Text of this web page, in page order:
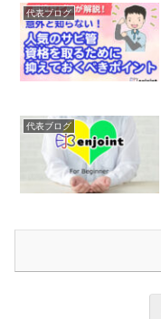
代表ブログ
代表ブログ